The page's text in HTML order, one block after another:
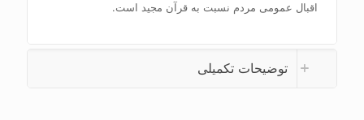
اقبال عمومی مردم نسبت به قرآن مجید است.
توضیحات تکمیلی